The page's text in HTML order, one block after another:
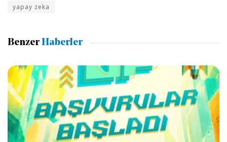
yapay zeka
Benzer Haberler